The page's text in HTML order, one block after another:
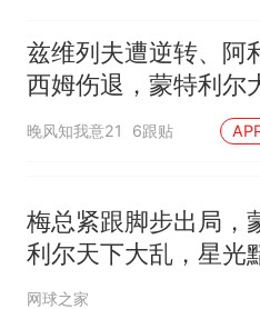
兹维列夫遭逆转、阿
西姆伤退，蒙特利尔
赛头两号种子同日出
晚风知我意21 6跟贴
梅总紧跟脚步出局，
利尔天下大乱，星光
成最尴尬大师赛？
网球之家